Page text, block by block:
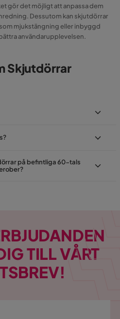
gör det möjligt att anpassa dem
Dessutom kan skjutdörrar
mjukstängning eller inbyggd
användarupplevelsen.
Skjutdörrar
på befintliga 60-tals
TILL VÅRT